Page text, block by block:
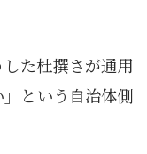
た杜撰さが通用
という自治体側